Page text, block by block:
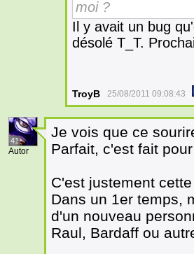
moi ?
Il y avait un bug
désolé T_T.
TroyB 25/08/2011 09:08:43
41
Autor
Je vois que ce
Parfait, c'est fait pour
C'est justement
Dans un 1er temps,
d'un nouveau
Raul, Bardaff ou